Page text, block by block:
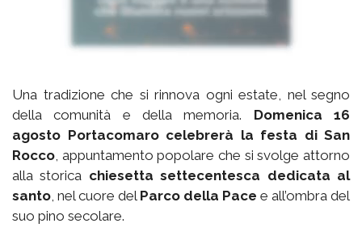
Una tradizione che si rinnova ogni estate, nel segno
della comunità e della memoria. Domenica 16
agosto Portacomaro celebrerà la festa di San
Rocco, appuntamento popolare che si svolge attorno
alla storica chiesetta settecentesca dedicata al
santo, nel cuore del Parco della Pace e all’ombra del
suo pino secolare.